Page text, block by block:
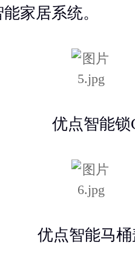
家居系统。
优点智能锁
优点智能马桶